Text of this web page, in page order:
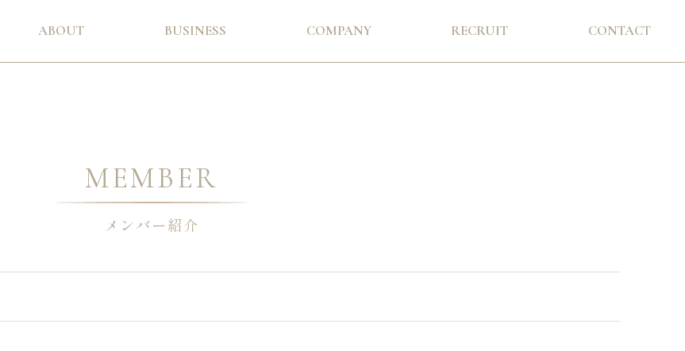
ABOUT BUSINESS COMPANY RECRUIT CONTACT
MEMBER
メンバー紹介